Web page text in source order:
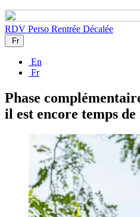
RDV Perso Rentrée Décalée
Fr
En
Fr
Phase
il est encore temps